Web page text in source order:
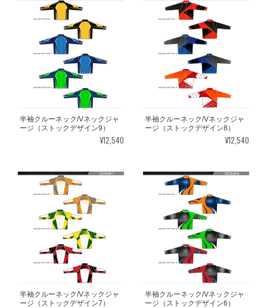
半袖クルーネック/Vネックジャ
ージ（ストックデザイン9）
¥12,540
半袖クルーネック/Vネックジャ
ージ（ストックデザイン8）
¥12,540
半袖クルーネック/Vネックジャ
ージ（ストックデザイン7）
半袖クルーネック/Vネックジャ
ージ（ストックデザイン6）